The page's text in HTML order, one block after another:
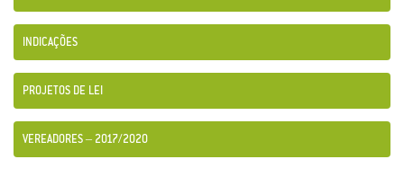
INDICAÇÕES
PROJETOS DE LEI
VEREADORES – 2017/2020